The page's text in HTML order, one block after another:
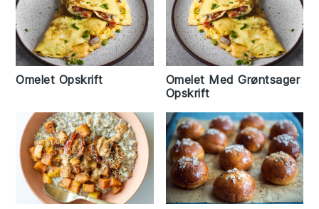
Omelet Opskrift
Omelet Med Grøntsager
Opskrift